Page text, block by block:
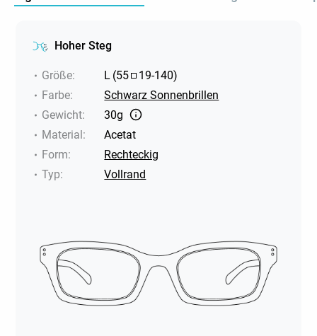
Hoher Steg
Größe: L (55 19-140)
Farbe:
Schwarz Sonnenbrillen
Gewicht:
30g
Material:
Acetat
Form:
Rechteckig
Typ: Vollrand